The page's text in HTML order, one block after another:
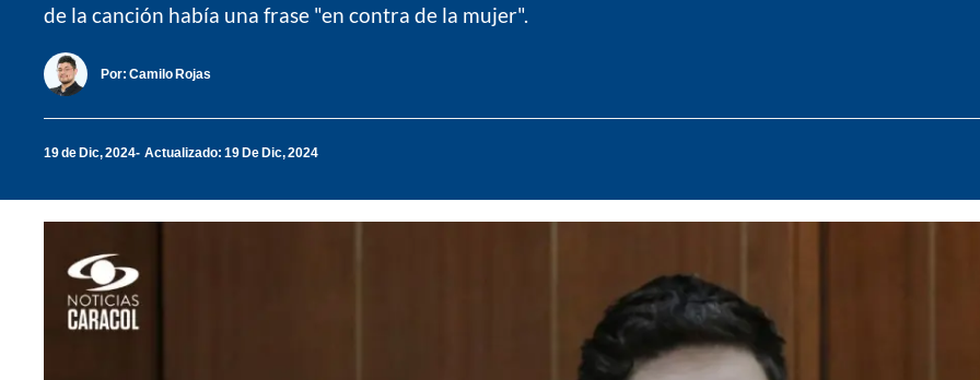
de la canción había una frase "en contra de la mujer".
Por: Camilo Rojas
19 de Dic, 2024 Actualizado: 19 De Dic, 2024